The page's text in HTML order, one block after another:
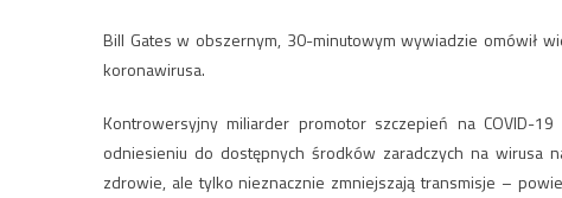
Bill Gates w obszernym, 30-minutowym wywiadzie omówił
koronawirusa.
Kontrowersyjny miliarder promotor szczepień na COVID-
odniesieniu do dostępnych środków zaradczych na wirusa
zdrowie, ale tylko nieznacznie zmniejszają transmisje –